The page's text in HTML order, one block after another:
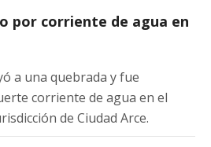
por corriente de agua en
a una quebrada y fue
corriente de agua en el
de Ciudad Arce.